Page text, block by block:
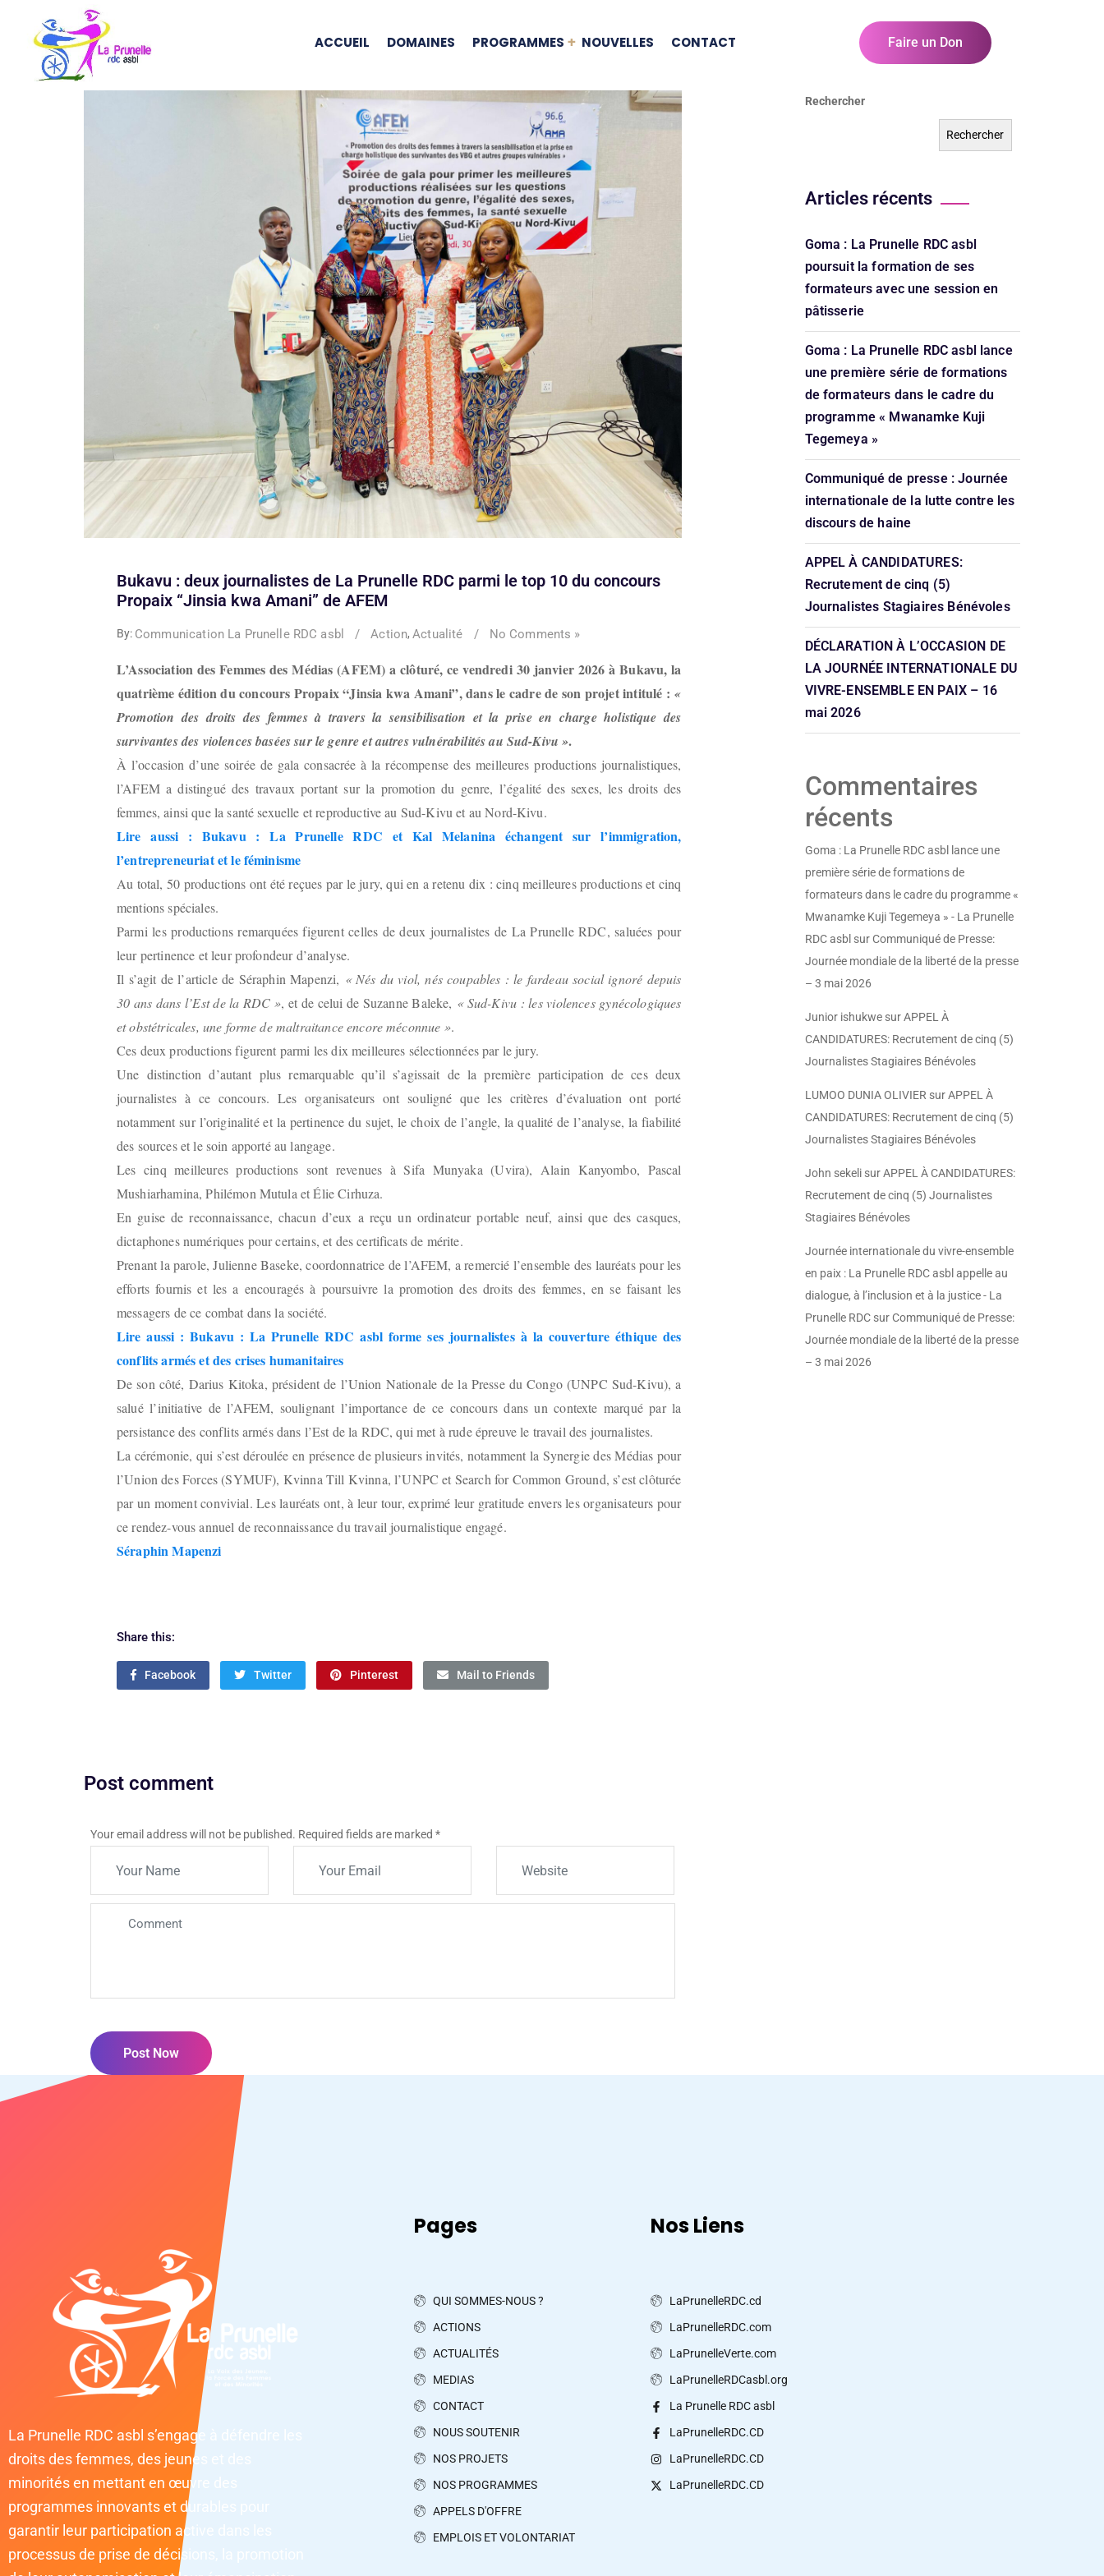
ACCUEIL DOMAINES PROGRAMMES NOUVELLES CONTACT Faire un Don
Bukavu : deux journalistes de La Prunelle RDC parmi le top 10 du concours
Propaix “Jinsia kwa Amani” de AFEM
By: Communication La Prunelle RDC asbl / Action,Actualité / No Comments »
L’Association des Femmes des Médias (AFEM) a clôturé, ce vendredi 30 janvier 2026 à Bukavu, la
quatrième édition du concours Propaix “Jinsia kwa Amani”, dans le cadre de son projet intitulé :«
Promotion des droits des femmes à travers la sensibilisation et la prise en charge holistique des
survivantes des violences basées sur le genre et autres vulnérabilités au Sud-Kivu ».
À l’occasion d’une soirée de gala consacrée à la récompense des meilleures productions journalistiques,
l’AFEM a distingué des travaux portant sur la promotion du genre, l’égalité des sexes, les droits des
femmes, ainsi que la santé sexuelle et reproductive au Sud-Kivu et au Nord-Kivu.
Lire aussi : Bukavu : La Prunelle RDC et Kal Melanina échangent sur l’immigration,
l’entrepreneuriat et le féminisme
Au total, 50 productions ont été reçues par le jury, qui en a retenu dix : cinq meilleures productions et cinq
mentions spéciales.
Parmi les productions remarquées figurent celles de deux journalistes de La Prunelle RDC, saluées pour
leur pertinence et leur profondeur d’analyse.
Il s’agit de l’article de Séraphin Mapenzi, « Nés du viol, nés coupables : le fardeau social ignoré depuis
30 ans dans l’Est de la RDC », et de celui de Suzanne Baleke, « Sud-Kivu : les violences gynécologiques
et obstétricales, une forme de maltraitance encore méconnue ».
Ces deux productions figurent parmi les dix meilleures sélectionnées par le jury.
Une distinction d’autant plus remarquable qu’il s’agissait de la première participation de ces deux
journalistes à ce concours. Les organisateurs ont souligné que les critères d’évaluation ont porté
notamment sur l’originalité et la pertinence du sujet, le choix de l’angle, la qualité de l’analyse, la fiabilité
des sources et le soin apporté au langage.
Les cinq meilleures productions sont revenues à Sifa Munyaka (Uvira), Alain Kanyombo, Pascal
Mushiarhamina, Philémon Mutula et Élie Cirhuza.
En guise de reconnaissance, chacun d’eux a reçu un ordinateur portable neuf, ainsi que des casques,
dictaphones numériques pour certains, et des certificats de mérite.
Prenant la parole, Julienne Baseke, coordonnatrice de l’AFEM, a remercié l’ensemble des lauréats pour les
efforts fournis et les a encouragés à poursuivre la promotion des droits des femmes, en se faisant les
messagers de ce combat dans la société.
Lire aussi : Bukavu : La Prunelle RDC asbl forme ses journalistes à la couverture éthique des
conflits armés et des crises humanitaires
De son côté, Darius Kitoka, président de l’Union Nationale de la Presse du Congo (UNPC Sud-Kivu), a
salué l’initiative de l’AFEM, soulignant l’importance de ce concours dans un contexte marqué par la
persistance des conflits armés dans l’Est de la RDC, qui met à rude épreuve le travail des journalistes.
La cérémonie, qui s’est déroulée en présence de plusieurs invités, notamment la Synergie des Médias pour
l’Union des Forces (SYMUF), Kvinna Till Kvinna, l’UNPC et Search for Common Ground, s’est clôturée
par un moment convivial. Les lauréats ont, à leur tour, exprimé leur gratitude envers les organisateurs pour
ce rendez-vous annuel de reconnaissance du travail journalistique engagé.
Séraphin Mapenzi
Share this:
Facebook Twitter Pinterest Mail to Friends
Post comment
Your email address will not be published. Required fields are marked *
Post Now
Rechercher
Rechercher
Articles récents
Goma : La Prunelle RDC asbl
poursuit la formation de ses
formateurs avec une session en
pâtisserie
Goma : La Prunelle RDC asbl lance
une première série de formations
de formateurs dans le cadre du
programme « Mwanamke Kuji
Tegemeya »
Communiqué de presse : Journée
internationale de la lutte contre les
discours de haine
APPEL À CANDIDATURES:
Recrutement de cinq (5)
Journalistes Stagiaires Bénévoles
DÉCLARATION À L’OCCASION DE
LA JOURNÉE INTERNATIONALE DU
VIVRE-ENSEMBLE EN PAIX – 16
mai 2026
Commentaires
récents
Goma : La Prunelle RDC asbl lance une
première série de formations de
formateurs dans le cadre du programme «
Mwanamke Kuji Tegemeya » - La Prunelle
RDC asbl surCommuniqué de Presse:
Journée mondiale de la liberté de la presse
– 3 mai 2026
Junior ishukwesurAPPEL À
CANDIDATURES: Recrutement de cinq (5)
Journalistes Stagiaires Bénévoles
LUMOO DUNIA OLIVIER surAPPEL À
CANDIDATURES: Recrutement de cinq (5)
Journalistes Stagiaires Bénévoles
John sekelisurAPPEL À CANDIDATURES:
Recrutement de cinq (5) Journalistes
Stagiaires Bénévoles
Journée internationale du vivre-ensemble
en paix : La Prunelle RDC asbl appelle au
dialogue, à l’inclusion et à la justice - La
Prunelle RDCsurCommuniqué de Presse:
Journée mondiale de la liberté de la presse
– 3 mai 2026
La Prunelle RDC asbl s’engage à défendre les
droits des femmes, des jeunes et des
minorités en mettant en œuvre des
programmes innovants et durables pour
garantir leur participation active dans les
processus de prise de décisions, la promotion
Pages
QUI SOMMES-NOUS ?
ACTIONS
ACTUALITÉS
MEDIAS
CONTACT
NOUS SOUTENIR
NOS PROJETS
NOS PROGRAMMES
APPELS D'OFFRE
EMPLOIS ET VOLONTARIAT
Nos Liens
LaPrunelleRDC.cd
LaPrunelleRDC.com
LaPrunelleVerte.com
LaPrunelleRDCasbl.org
La Prunelle RDC asbl
LaPrunelleRDC.CD
LaPrunelleRDC.CD
LaPrunelleRDC.CD